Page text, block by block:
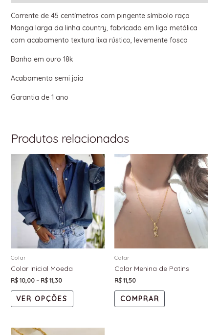
Corrente de 45 centímetros com pingente símbolo raça
Manga larga da linha country, fabricado em liga metálica
com acabamento textura lixa rústico, levemente fosco
Banho em ouro 18k
Acabamento semi joia
Garantia de 1 ano
Produtos relacionados
Colar
Colar Inicial Moeda
R$10,00–R$11,30
VER OPÇÕES
Colar
Colar Menina de Patins
R$11,50
COMPRAR